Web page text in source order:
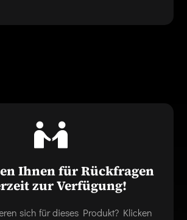
Ihnen für Rückfragen
zur Verfügung!
sich für dieses Produkt? Klicken